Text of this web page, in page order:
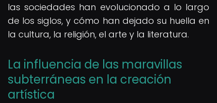
las sociedades han evolucionado a lo largo
de los siglos, y cómo han dejado su huella en
la cultura, la religión, el arte y la literatura.
La influencia de las maravillas
subterráneas en la creación
artística